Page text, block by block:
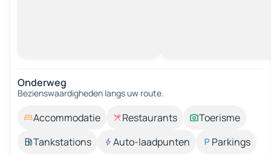
Onderweg
Bezienswaardigheden langs uw route.
Accommodatie Restaurants
Toerisme
Tankstations
Auto-laadpunten
Parkings